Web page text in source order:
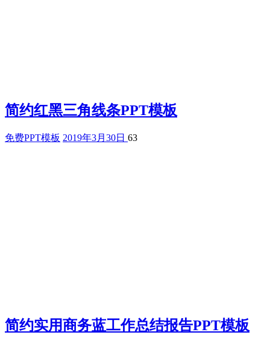
简约红黑三角线条PPT模板
免费PPT模板 2019年3月30日 63
简约实用商务蓝工作总结报告PPT模板